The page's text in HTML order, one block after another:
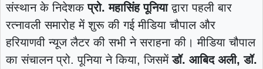
संस्थान के निदेशकप्रो. महासिंह पूनियाद्वारा पहली बार
रत्नावली समारोह में शुरू की गई मीडिया चौपाल और
हरियाणवी न्यूज लैटर की सभी ने सराहना की। मीडिया चौपाल
का संचालन प्रो. पूनिया ने किया, जिसमेंडॉ. आबिद अली, डॉ.